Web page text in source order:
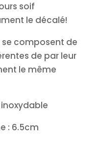
soif
le décalé!
composent de
de par leur
le même
: 6.5cm